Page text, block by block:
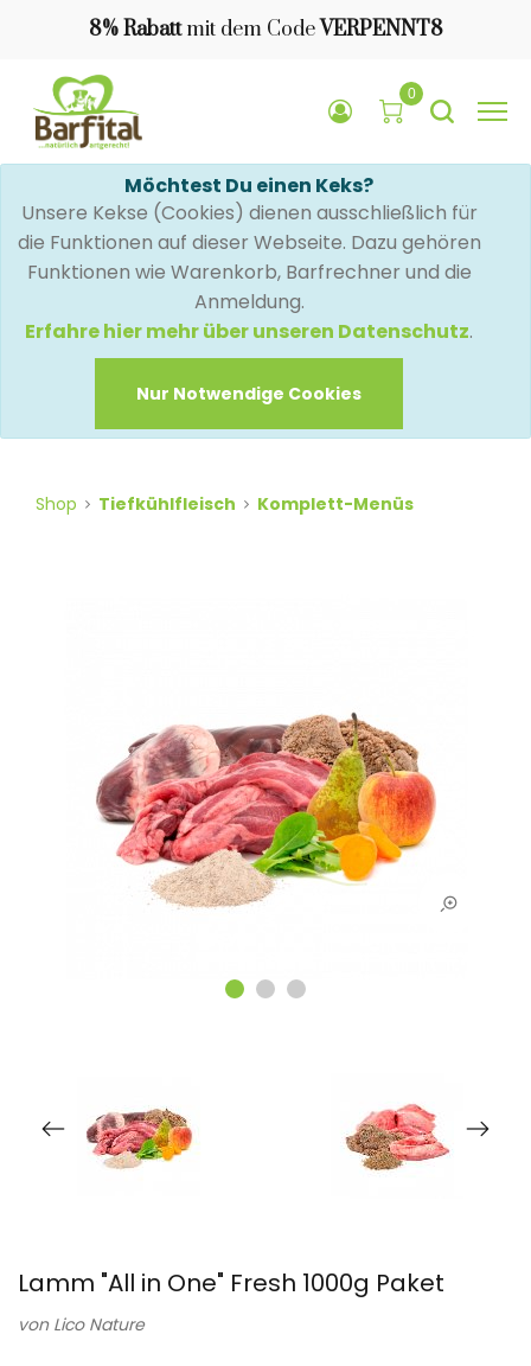
8% Rabattmit dem Code VERPENNT8
0
Möchtest Du einen Keks?
Unsere Kekse (Cookies) dienen ausschließlich für
die Funktionen auf dieser Webseite. Dazu gehören
Funktionen wie Warenkorb, Barfrechner und die
Anmeldung.
Erfahre hier mehr über unseren Datenschutz.
Nur Notwendige Cookies
Shop Tiefkühlfleisch Komplett-Menüs
Lamm "All in One" Fresh 1000g Paket
von Lico Nature